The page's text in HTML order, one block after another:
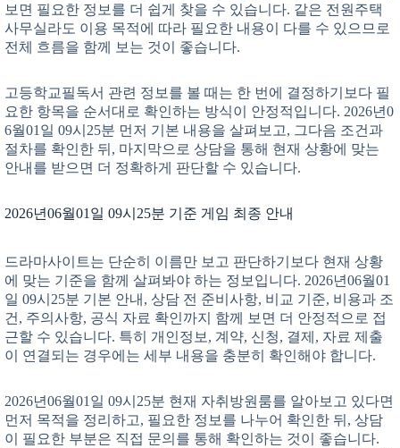
보면 필요한 정보를 더 쉽게 찾을 수 있습니다. 같은 전원주택
사무실라도 이용 목적에 따라 필요한 내용이 다를 수 있으므로
전체 흐름을 함께 보는 것이 좋습니다.
고등학교필독서 관련 정보를 볼 때는 한 번에 결정하기보다 필
요한 항목을 순서대로 확인하는 방식이 안정적입니다. 2026년0
6월01일 09시25분 먼저 기본 내용을 살펴보고, 그다음 조건과
절차를 확인한 뒤, 마지막으로 상담을 통해 현재 상황에 맞는
안내를 받으면 더 정확하게 판단할 수 있습니다.
2026년06월01일 09시25분 기준 게임 최종 안내
드라마사이트는 단순히 이름만 보고 판단하기보다 현재 상황
에 맞는 기준을 함께 살펴봐야 하는 정보입니다. 2026년06월01
일 09시25분 기본 안내, 상담 전 준비사항, 비교 기준, 비용과 조
건, 주의사항, 공식 자료 확인까지 함께 보면 더 안정적으로 접
근할 수 있습니다. 특히 개인정보, 계약, 신청, 결제, 자료 제출
이 연결되는 경우에는 세부 내용을 충분히 확인해야 합니다.
2026년06월01일 09시25분 현재 자취방원룸를 알아보고 있다면
먼저 목적을 정리하고, 필요한 정보를 나누어 확인한 뒤, 상담
이 필요한 부분은 직접 문의를 통해 확인하는 것이 좋습니다.